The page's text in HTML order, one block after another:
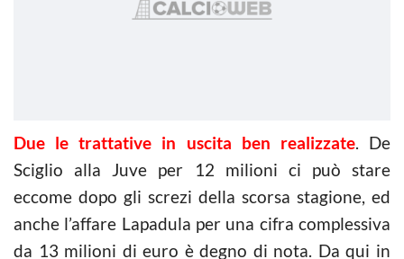
Due le trattative in uscita ben realizzate. De
Sciglio alla Juve per 12 milioni ci può stare
eccome dopo gli screzi della scorsa stagione, ed
anche l’affare Lapadula per una cifra complessiva
da 13 milioni di euro è degno di nota. Da qui in